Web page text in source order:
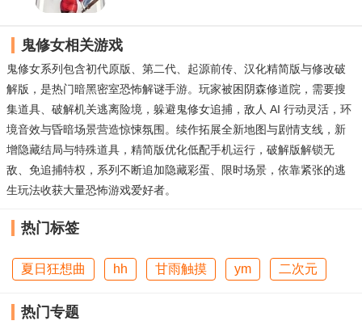
鬼修女相关游戏
鬼修女系列包含初代原版、第二代、起源前传、汉化精简版与修改破
解版，是热门暗黑密室恐怖解谜手游。玩家被困阴森修道院，需要搜
集道具、破解机关逃离险境，躲避鬼修女追捕，敌人 AI 行动灵活，环
境音效与昏暗场景营造惊悚氛围。续作拓展全新地图与剧情支线，新
增隐藏结局与特殊道具，精简版优化低配手机运行，破解版解锁无
敌、免追捕特权，系列不断追加隐藏彩蛋、限时场景，依靠紧张的逃
生玩法收获大量恐怖游戏爱好者。
热门标签
夏日狂想曲 hh 甘雨触摸 ym 二次元
热门专题